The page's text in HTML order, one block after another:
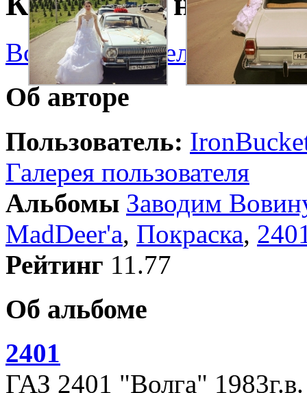
Все пользователи
Об авторе
Пользователь:
Галерея пользователя
Альбомы Заводим
MadDeer'а, Покраска,
Рейтинг 11.77
Об альбоме
2401
ГАЗ 2401 "Волга"